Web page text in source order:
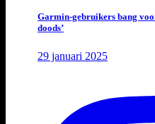
Garmin-gebruikers bang
doods’
29 januari 2025